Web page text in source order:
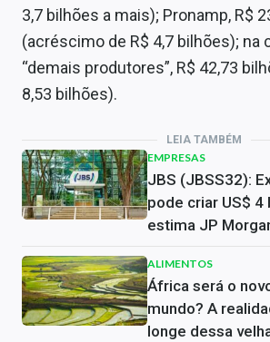
3,7 bilhões a mais); Pronamp, R$
(acréscimo de R$ 4,7 bilhões); na
“demais produtores”, R$ 42,73
8,53 bilhões).
LEIA TAMBÉM
EMPRESAS
JBS (JBSS32):
pode criar US$ 4
estima JP
ALIMENTOS
África será o
mundo? A
longe dessa